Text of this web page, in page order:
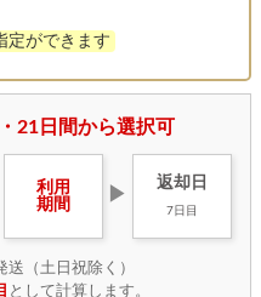
定ができます
21日間から選択可
利用
期間
▶
返却日
7日目
（土日祝除く）
として計算します。